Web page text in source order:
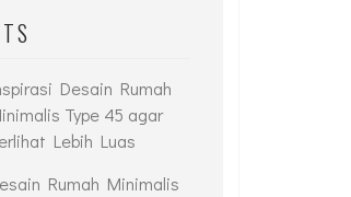
Desain Rumah
Type 45 agar
Lebih Luas
Rumah Minimalis